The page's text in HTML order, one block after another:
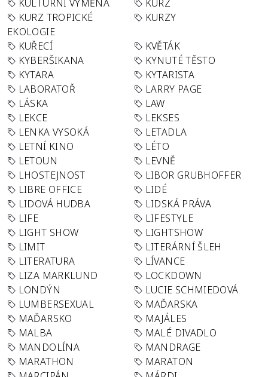
KULTURNÍ VÝMĚNA
KURZ
KURZ TROPICKÉ
EKOLOGIE
KURZY
KUŘECÍ
KVĚTÁK
KYBERŠIKANA
KYNUTÉ TĚSTO
KYTARA
KYTARISTA
LABORATOŘ
LARRY PAGE
LÁSKA
LAW
LEKCE
LEKSES
LENKA VYSOKÁ
LETADLA
LETNÍ KINO
LÉTO
LETOUN
LEVNĚ
LHOSTEJNOST
LIBOR GRUBHOFFER
LIBRE OFFICE
LIDÉ
LIDOVÁ HUDBA
LIDSKÁ PRÁVA
LIFE
LIFESTYLE
LIGHT SHOW
LIGHTSHOW
LIMIT
LITERÁRNÍ ŠLEH
LITERATURA
LÍVANCE
LIZA MARKLUND
LOCKDOWN
LONDÝN
LUCIE SCHMIEDOVÁ
LUMBERSEXUAL
MAĎARSKA
MAĎARSKO
MAJÁLES
MALBA
MALÉ DIVADLO
MANDOLÍNA
MANDRAGE
MARATHON
MARATON